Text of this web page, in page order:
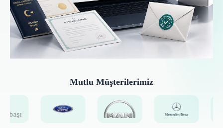
Mutlu Müşterilerimiz